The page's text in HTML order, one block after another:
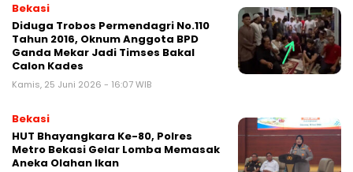
Bekasi
Diduga Trobos Permendagri No.110
Tahun 2016, Oknum Anggota BPD
Ganda Mekar Jadi Timses Bakal
Calon Kades
Kamis, 25 Juni 2026 - 16:07 WIB
Bekasi
HUT Bhayangkara Ke-80, Polres
Metro Bekasi Gelar Lomba Memasak
Aneka Olahan Ikan